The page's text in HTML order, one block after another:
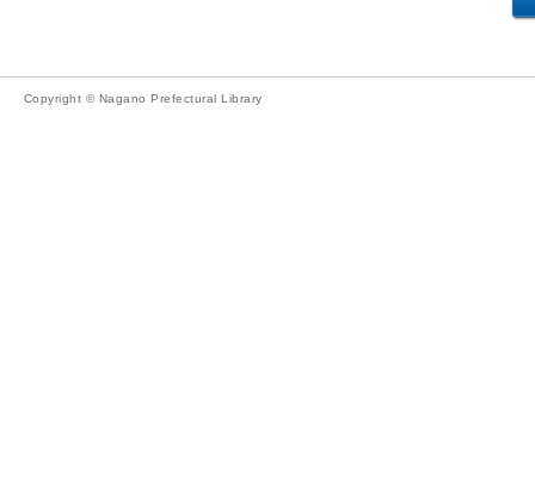
Copyright © Nagano Prefectural Library